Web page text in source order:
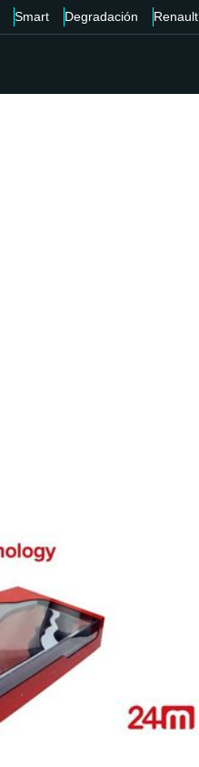
Smart Degradación Renault